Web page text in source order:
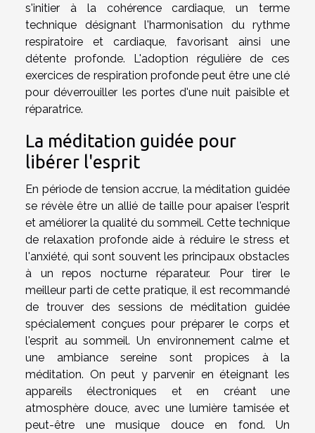
s'initier à la cohérence cardiaque, un terme
technique désignant l'harmonisation du rythme
respiratoire et cardiaque, favorisant ainsi une
détente profonde. L'adoption régulière de ces
exercices de respiration profonde peut être une clé
pour déverrouiller les portes d'une nuit paisible et
réparatrice.
La méditation guidée pour
libérer l'esprit
En période de tension accrue, la méditation guidée
se révèle être un allié de taille pour apaiser l'esprit
et améliorer la qualité du sommeil. Cette technique
de relaxation profonde aide à réduire le stress et
l'anxiété, qui sont souvent les principaux obstacles
à un repos nocturne réparateur. Pour tirer le
meilleur parti de cette pratique, il est recommandé
de trouver des sessions de méditation guidée
spécialement conçues pour préparer le corps et
l'esprit au sommeil. Un environnement calme et
une ambiance sereine sont propices à la
méditation. On peut y parvenir en éteignant les
appareils électroniques et en créant une
atmosphère douce, avec une lumière tamisée et
peut-être une musique douce en fond. Un